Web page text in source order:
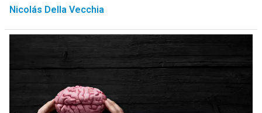
Nicolás Della Vecchia